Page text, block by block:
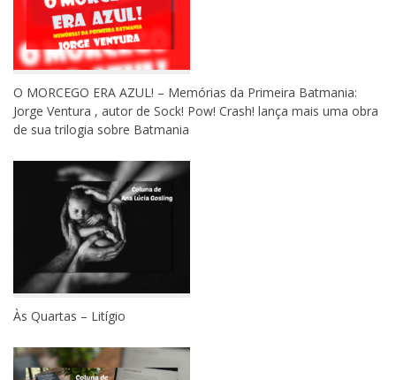
O MORCEGO ERA AZUL! – Memórias da Primeira Batmania:
Jorge Ventura , autor de Sock! Pow! Crash! lança mais uma obra
de sua trilogia sobre Batmania
Às Quartas – Litígio